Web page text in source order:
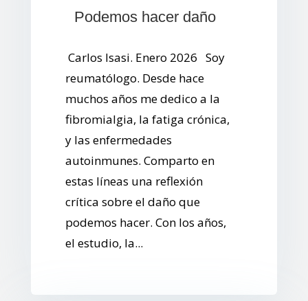
Podemos hacer daño
Carlos Isasi. Enero 2026 Soy
reumatólogo. Desde hace
muchos años me dedico a la
fibromialgia, la fatiga crónica,
y las enfermedades
autoinmunes. Comparto en
estas líneas una reflexión
crítica sobre el daño que
podemos hacer. Con los años,
el estudio, la...